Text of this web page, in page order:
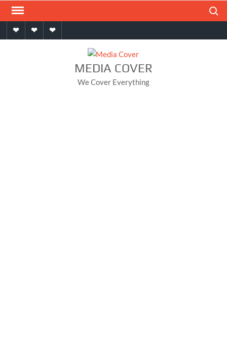
Skip
contentHomeAboutContact
MEDIA COVER
We Cover Everything